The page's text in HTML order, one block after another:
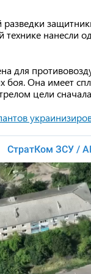
технике нанесли
для
боя. Она имеет
цели